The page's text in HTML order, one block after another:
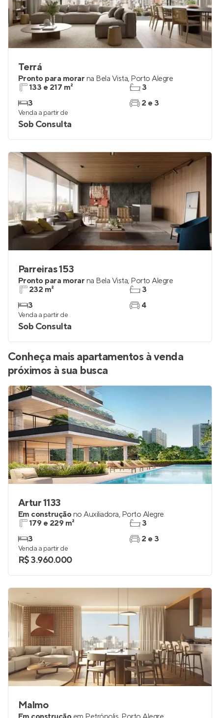
Terrá
Pronto para morar na Bela Vista, Porto Alegre
133 e 217 m²
3
3
2 e 3
Venda a partir de
Sob Consulta
Parreiras 153
Pronto para morar na Bela Vista, Porto Alegre
232 m²
3
3
4
Venda a partir de
Sob Consulta
Conheça mais apartamentos à venda
próximos à sua busca
Artur 1133
Em construçãono Auxiliadora, Porto Alegre
179 e 229 m²
3
3
2 e 3
Venda a partir de
R$ 3.960.000
Malmo